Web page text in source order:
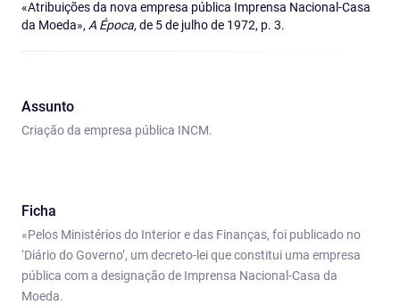
«Atribuições da nova empresa pública Imprensa Nacional-Casa
da Moeda», A Época,de 5 de julho de 1972, p. 3.
Assunto
Criação da empresa pública INCM.
Ficha
«Pelos Ministérios do Interior e das Finanças, foi publicado no
‘Diário do Governo’, um decreto-lei que constitui uma empresa
pública com a designação de Imprensa Nacional-Casa da
Moeda.